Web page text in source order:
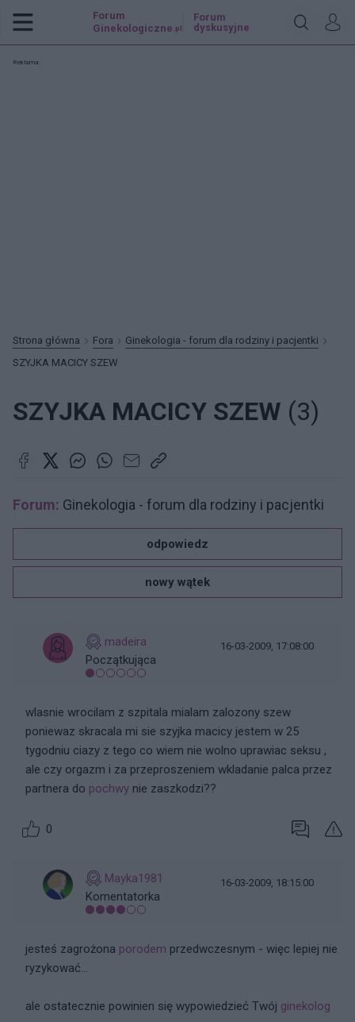
Forum
Ginekologiczne .pl
Forum
dyskusyjne
Reklama:
Strona główna Fora
Ginekologia - forum dla rodziny i pacjentki
SZYJKA MACICY SZEW
SZYJKA MACICY SZEW (3)
Forum: Ginekologia - forum dla rodziny i pacjentki
odpowiedz
nowy wątek
madeira
Początkująca
16-03-2009, 17:08:00
wlasnie wrocilam z szpitala mialam zalozony szew
poniewaz skracala mi sie szyjka macicy jestem w 25
tygodniu ciazy z tego co wiem nie wolno uprawiac seksu ,
ale czy orgazm i za przeproszeniem wkladanie palca przez
partnera do pochwy nie zaszkodzi??
0
Mayka1981
Komentatorka
16-03-2009, 18:15:00
jesteś zagrożona porodem przedwczesnym - więc lepiej nie
ryzykować...
ale ostatecznie powinien się wypowiedzieć Twój ginekolog